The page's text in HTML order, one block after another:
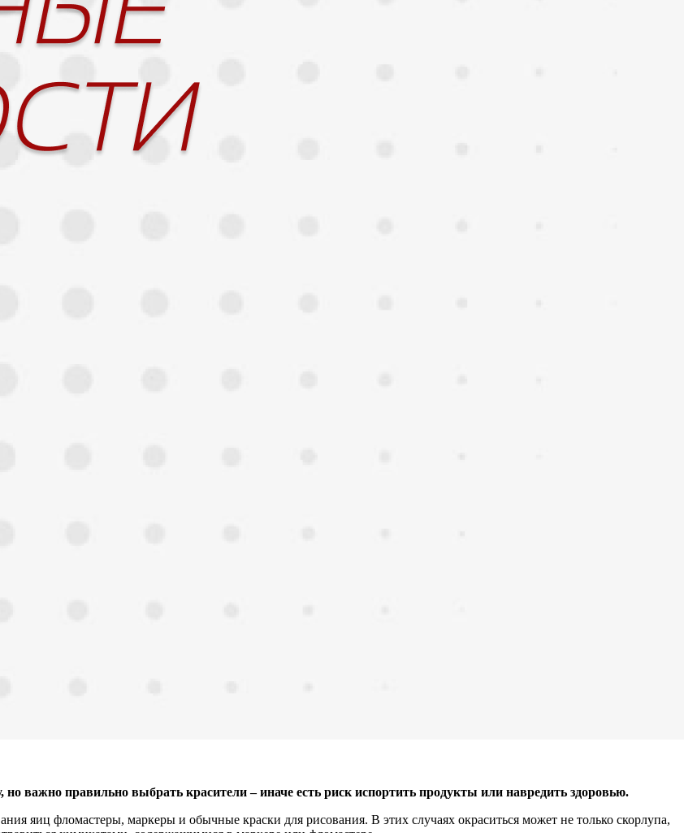
важно правильно выбрать красители – иначе есть риск испортить продукты или навредить здоровью.
яиц фломастеры, маркеры и обычные краски для рисования. В этих случаях окраситься может не только скорлупа,